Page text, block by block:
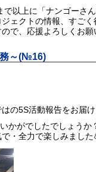
以上に「ナンゴーさ
ェクトの情報、すごく
で、応援よろしくお
～(№16)
の5S活動報告をお届
かがでしたでしょうか
・全力で楽しみました